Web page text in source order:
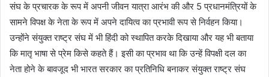
संघ के प्रचारक के रूप में अपनी जीवन यात्रा आरंभ की और 5 प्रधानमंत्रियों के
सामने विपक्ष के नेता के रूप में अपने दायित्व का प्रभावी रूप से निर्वहन किया।
उन्होंने संयुक्त राष्ट्र संघ में भी हिंदी को स्थापित करके दिखाया और यह भी बताया
कि मातृ भाषा से प्रेम किसे कहते हैं। इसी का प्रभाव था कि उन्हें विपक्षी दल का
नेता होने के बावजूद भी भारत सरकार का प्रतिनिधि बनाकर संयुक्त राष्ट्र संघ